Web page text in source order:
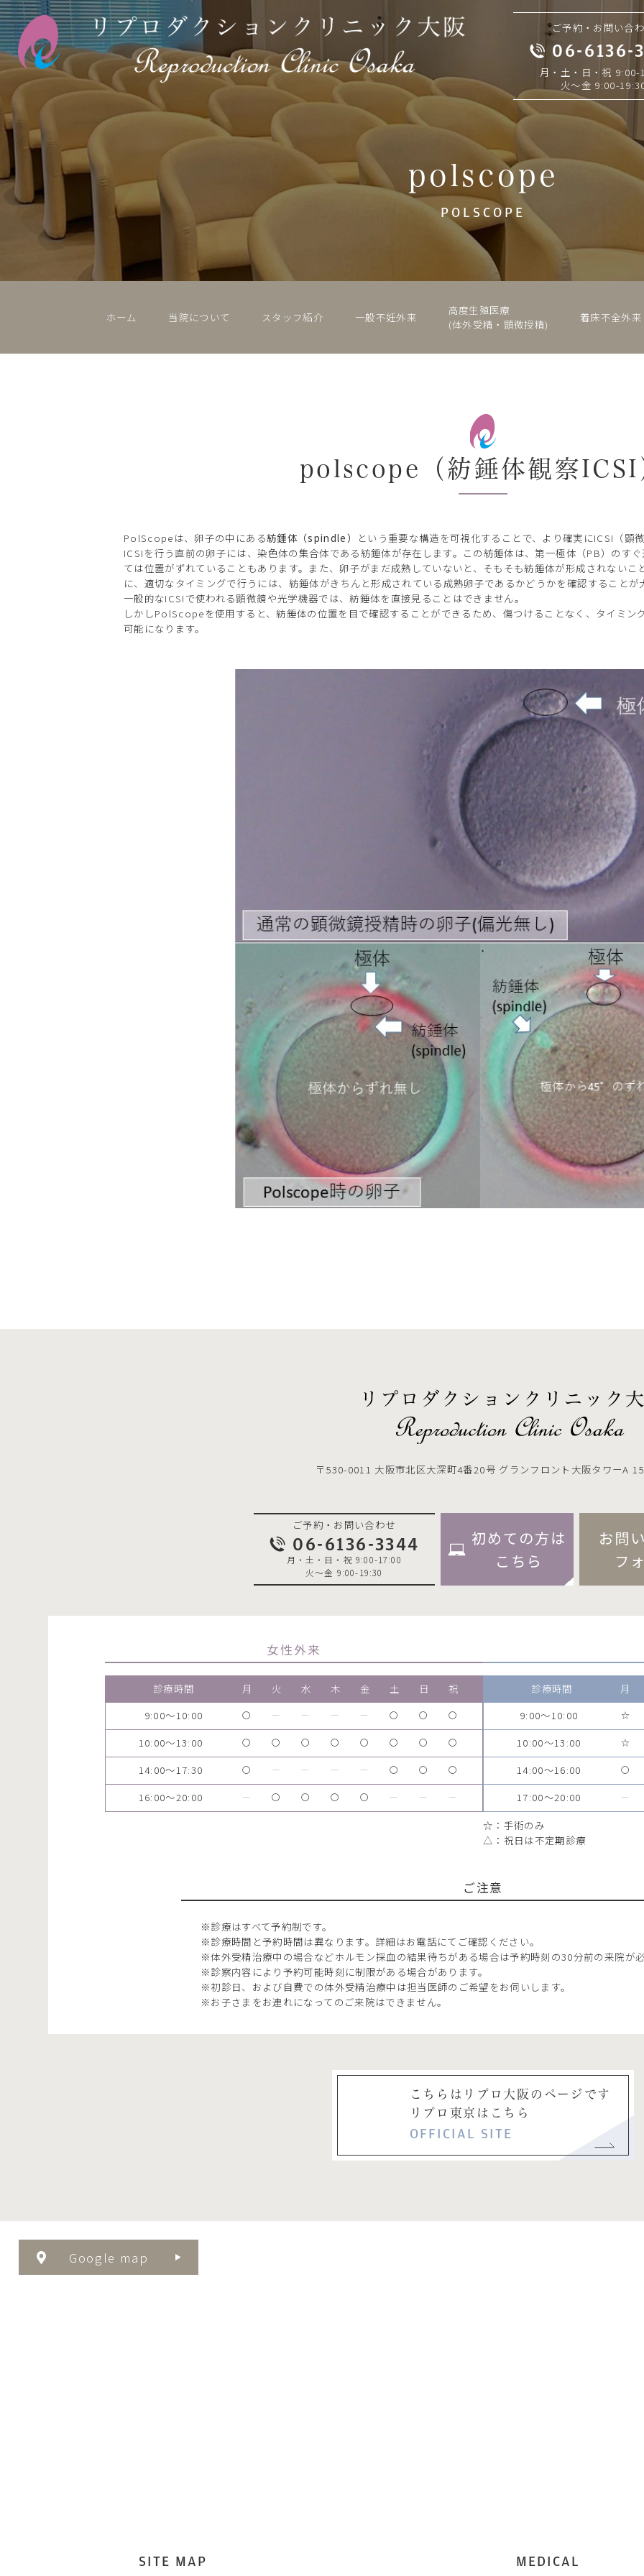
ご予約・お問い合
06-6136-
月・土・日・祝 9:00-
火～金 9:00-
polscope
POLSCOPE
ホーム 当院について スタッフ紹介 一般不妊外来
高度生殖医療
(体外受精・顕微授精)
着床不全外来
polscope（紡錘体観察ICSI
PolScopeは、卵子の中にある紡錘体（spindle）
という重要な構造を可視化することで、より確実にICSI（顕
ICSIを行う直前の卵子には、染色体の集合体である紡錘体が存在します。この紡錘体は、第一極体（PB）のす
ては位置がずれていることもあります。また、卵子がまだ成熟していないと、そもそも紡錘体が形成されない
に、適切なタイミングで行うには、紡錘体がきちんと形成されている成熟卵子であるかどうかを確認することが
一般的なICSIで使われる顕微鏡や光学機器では、紡錘体を直接見ることはできません。
しかしPolScopeを使用すると、紡錘体の位置を目で確認することができるため、傷つけることなく、タイミン
可能になります。
〒530-0011 大阪市北区大深町4番20号 グランフロント大阪タワーA
ご予約・お問い合わせ
06-6136-3344
月・土・日・祝 9:00-17:00
火～金 9:00-19:30
初めての方は
こちら
お問
フ
女性外来
診療時間 月 火 水 木 金 土 日
祝
9:00～10:00
〇 ー ー ー ー 〇 〇 〇
10:00～13:00 〇 〇 〇 〇 〇 〇 〇 〇
14:00～17:30 〇 ー ー ー ー 〇 〇 〇
16:00～20:00 ー 〇 〇 〇 〇 ー ー ー
診療時間 月
9:00～10:00
☆
10:00～13:00 ☆
14:00～16:00 〇
17:00～20:00 ー
☆：手術のみ
△：祝日は不定期診療
ご注意
※診療はすべて予約制です。
※診療時間と予約時間は異なります。詳細はお電話にてご確認ください。
※体外受精治療中の場合などホルモン採血の結果待ちがある場合は予約時刻の30分前の来院が必
※診察内容により予約可能時刻に制限がある場合があります。
※初診日、および自費での体外受精治療中は担当医師のご希望をお伺いします。
※お子さまをお連れになってのご来院はできません。
こちらはリプロ大阪のページです
リプロ東京はこちら
OFFICIAL SITE
Google map
SITE MAP MEDICAL